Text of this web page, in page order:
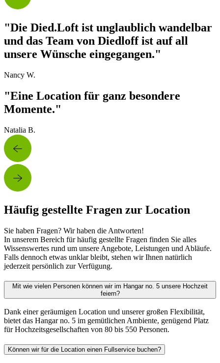
"Die Died.Loft ist unglaublich wandelbar
und das Team von Diedloff ist auf all
unsere Wünsche eingegangen."
Nancy W.
"Eine Location für ganz besondere
Momente."
Natalia B.
Häufig gestellte Fragen zur Location
Sie haben Fragen? Wir haben die Antworten!
In unserem Bereich für häufig gestellte Fragen finden Sie alles
Wissenswertes rund um unsere Angebote, Leistungen und Abläufe.
Falls dennoch etwas unklar bleibt, stehen wir Ihnen natürlich
jederzeit persönlich zur Verfügung.
Mit wie vielen Personen können wir im Hangar no. 5 unsere Hochzeit
feiern?
Dank einer geräumigen Location und unserer großen Flexibilität,
bietet das Hangar no. 5 im gemütlichen Ambiente, genügend Platz
für Hochzeitsgesellschaften von 80 bis 550 Personen.
Können wir für die Location einen Fullservice buchen?